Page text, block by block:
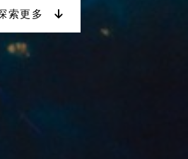
索更多